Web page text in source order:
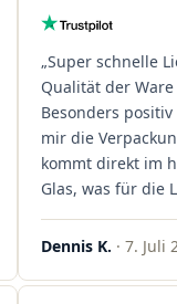
„Super schnelle
Qualität der
Besonders
mir die
kommt direkt im
Glas, was für die
ist. Ich bestelle
wieder!"
Dennis K. · 7. Juli